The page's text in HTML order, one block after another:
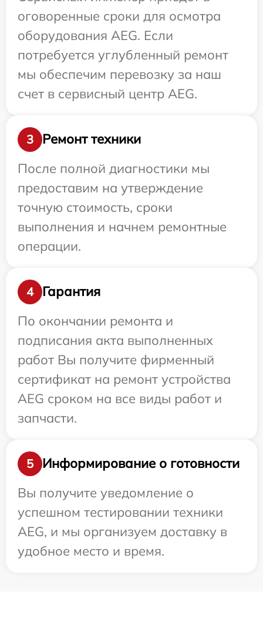
оговоренные сроки для осмотра
оборудования AEG. Если
потребуется углубленный ремонт
мы обеспечим перевозку за наш
счет в сервисный центр AEG.
3
Ремонт техники
После полной диагностики мы
предоставим на утверждение
точную стоимость, сроки
выполнения и начнем ремонтные
операции.
4
Гарантия
По окончании ремонта и
подписания акта выполненных
работ Вы получите фирменный
сертификат на ремонт устройства
AEG сроком на все виды работ и
запчасти.
5
Информирование о готовности
Вы получите уведомление о
успешном тестировании техники
AEG, и мы организуем доставку в
удобное место и время.